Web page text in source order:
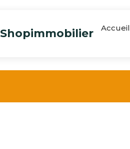
Shopimmobilier Accueil